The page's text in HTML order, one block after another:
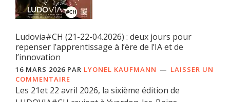
Ludovia#CH (21-22-04.2026) : deux jours pour
repenser l’apprentissage à l’ère de l’IA et de
l’innovation
16 MARS 2026 PAR LYONEL KAUFMANN
LAISSER UN
COMMENTAIRE
Les 21et 22 avril 2026, la sixième édition de